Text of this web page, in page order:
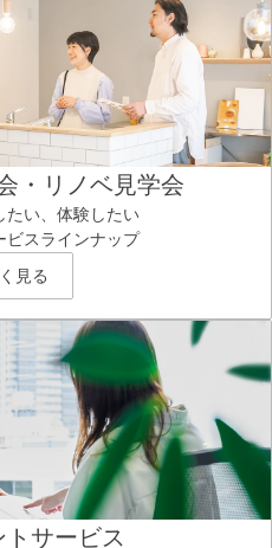
・リノベ見学会
たい、体験したい
ビスラインナップ
見る
サービス